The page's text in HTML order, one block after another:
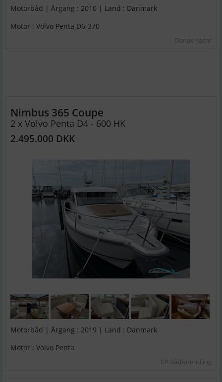
Motorbåd | Årgang : 2010 | Land : Danmark
Motor : Volvo Penta D6-370
Danae Yacht
Nimbus 365 Coupe
2 x Volvo Penta D4 - 600 HK
2.495.000 DKK
Motorbåd | Årgang : 2019 | Land : Danmark
Motor : Volvo Penta
CP Bådformidling